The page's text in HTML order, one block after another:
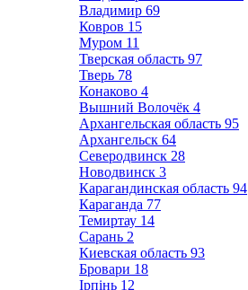
Владимир 69
Ковров 15
Муром 11
Тверская область 97
Тверь 78
Конаково 4
Вышний Волочёк 4
Архангельская область 95
Архангельск 64
Северодвинск 28
Новодвинск 3
Карагандинская область 94
Караганда 77
Темиртау 14
Сарань 2
Киевская область 93
Бровари 18
Ірпінь 12